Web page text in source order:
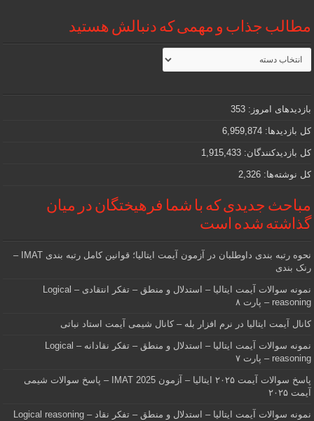
مطالب جذاب و مهمی که دنبالش هستید
مطالب
جذاب
و
که
دنبالش
هستید
بازدیدهای امروز: 353
کل بازدیدها: 6,959,874
کل بازدیدکنند‌گان: 1,915,433
کل نوشته‌ها: 2,326
مباحث جدیدی که با شما فرهیختگان در میان
گذاشته شده است
نحوه رتبه بندی داوطلبان در آزمون آیمت ایتالیا؛ قوانین کامل رتبه بندی IMAT –
رنک بندی
نمونه سوالات آیمت ایتالیا – استدلال و منطق – تفکر انتقادی – Logical
reasoning – پارت ۸
کانال آیمت ایتالیا در نرم افزار بله – کانال شیمی آیمت استاد نباتی
نمونه سوالات آیمت ایتالیا – استدلال و منطق – تفکر نقادانه – Logical
reasoning – پارت ۷
پاسخ سوالات آیمت ۲۰۲۵ ایتالیا – آزمون IMAT 2025 – پاسخ سوالات شیمی
آیمت ۲۰۲۵
نمونه سوالات آیمت ایتالیا – استدلال و منطق – تفکر نقاد – Logical reasoning